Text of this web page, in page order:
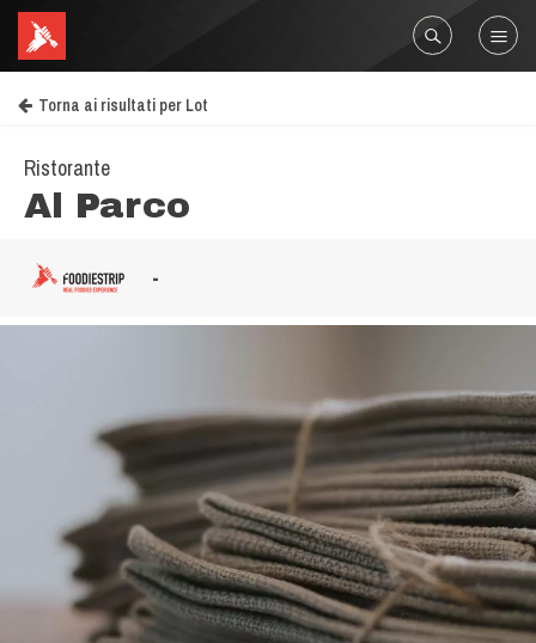
Torna ai risultati per Lot
Ristorante
Al Parco
-